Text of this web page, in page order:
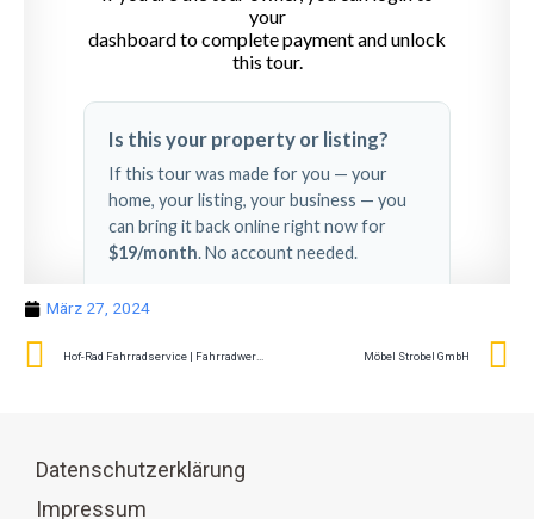
März 27, 2024
Möbel Strobel GmbH
Datenschutzerklärung
Impressum